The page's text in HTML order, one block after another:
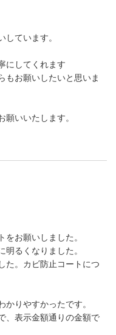
しています。
にしてくれます
もお願いしたいと思いま
いいたします。
お願いしました。
るくなりました。
た。カビ防止コートにつ
りやすかったです。
、表示金額通りの金額で